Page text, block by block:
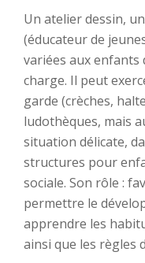
Un atelier dessin,
(éducateur de
variées aux enfants
charge. Il peut
garde (crèches,
ludothèques, mais
situation délicate,
structures pour
sociale. Son rôle :
permettre le
apprendre les
ainsi que les règles